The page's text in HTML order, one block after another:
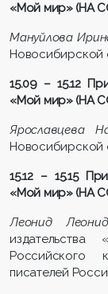
«Мой мир» (НА
Мануйлова
Новосибирской
15.09 – 15.12
«Мой мир» (НА
Ярославцева
Новосибирской
15.12 – 15.15
«Мой мир» (НА
Леонид
издательства
Российского
писателей